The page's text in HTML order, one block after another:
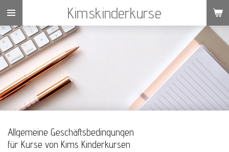
Zum
springen
Kimskinderkurse
Allgemeine Geschäftsbedingungen
für Kurse von Kims Kinderkursen